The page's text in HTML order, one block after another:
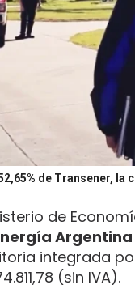
de Transener,
de
Argentina
integrada
(sin IVA).